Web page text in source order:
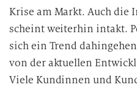
Krise am Markt. Auch die
scheint weiterhin intakt.
sich ein Trend
von der aktuellen
Viele Kundinnen und